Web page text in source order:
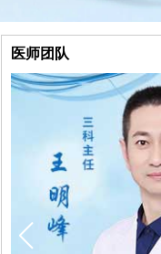
医师团队